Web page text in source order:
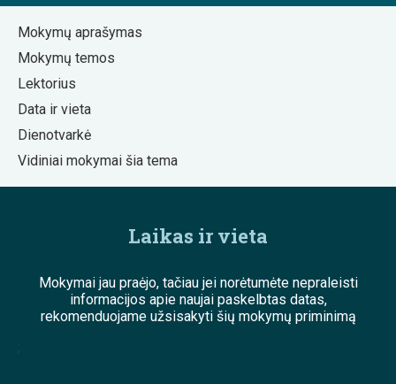
Mokymų aprašymas
Mokymų temos
Lektorius
Data ir vieta
Dienotvarkė
Vidiniai mokymai šia tema
Laikas ir vieta
Mokymai jau praėjo, tačiau jei norėtumėte nepraleisti
informacijos apie naujai paskelbtas datas,
rekomenduojame užsisakyti šių mokymų priminimą
;